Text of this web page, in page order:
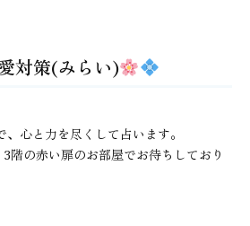
対策(みらい)
心と力を尽くして占います。
階の赤い扉のお部屋でお待ちしており